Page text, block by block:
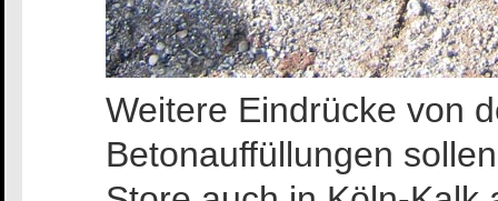
Weitere Eindrücke von
Betonauffüllungen